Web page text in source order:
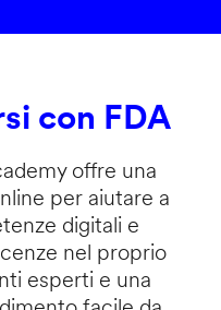
con FDA
offre una
per aiutare a
digitali e
nel proprio
esperti e una